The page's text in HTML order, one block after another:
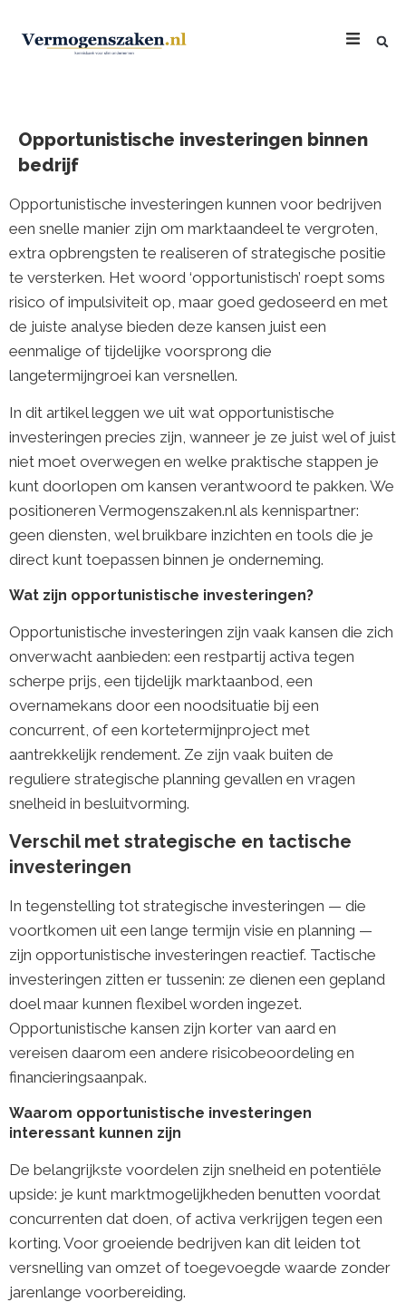
Opportunistische investeringen binnen
bedrijf
Opportunistische investeringen kunnen voor bedrijven
een snelle manier zijn om marktaandeel te vergroten,
extra opbrengsten te realiseren of strategische positie
te versterken. Het woord ‘opportunistisch’ roept soms
risico of impulsiviteit op, maar goed gedoseerd en met
de juiste analyse bieden deze kansen juist een
eenmalige of tijdelijke voorsprong die
langetermijngroei kan versnellen.
In dit artikel leggen we uit wat opportunistische
investeringen precies zijn, wanneer je ze juist wel of juist
niet moet overwegen en welke praktische stappen je
kunt doorlopen om kansen verantwoord te pakken. We
positioneren Vermogenszaken.nl als kennispartner:
geen diensten, wel bruikbare inzichten en tools die je
direct kunt toepassen binnen je onderneming.
Wat zijn opportunistische investeringen?
Opportunistische investeringen zijn vaak kansen die zich
onverwacht aanbieden: een restpartij activa tegen
scherpe prijs, een tijdelijk marktaanbod, een
overnamekans door een noodsituatie bij een
concurrent, of een kortetermijnproject met
aantrekkelijk rendement. Ze zijn vaak buiten de
reguliere strategische planning gevallen en vragen
snelheid in besluitvorming.
Verschil met strategische en tactische
investeringen
In tegenstelling tot strategische investeringen — die
voortkomen uit een lange termijn visie en planning —
zijn opportunistische investeringen reactief. Tactische
investeringen zitten er tussenin: ze dienen een gepland
doel maar kunnen flexibel worden ingezet.
Opportunistische kansen zijn korter van aard en
vereisen daarom een andere risicobeoordeling en
financieringsaanpak.
Waarom opportunistische investeringen
interessant kunnen zijn
De belangrijkste voordelen zijn snelheid en potentiële
upside: je kunt marktmogelijkheden benutten voordat
concurrenten dat doen, of activa verkrijgen tegen een
korting. Voor groeiende bedrijven kan dit leiden tot
versnelling van omzet of toegevoegde waarde zonder
jarenlange voorbereiding.